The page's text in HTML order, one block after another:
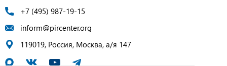
+7 (495) 987-19-15
inform@pircenter.org
119019, Россия, Москва, а/я 147